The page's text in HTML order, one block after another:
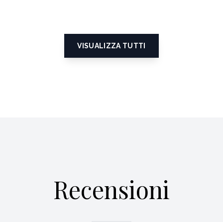
VISUALIZZA TUTTI
Recensioni